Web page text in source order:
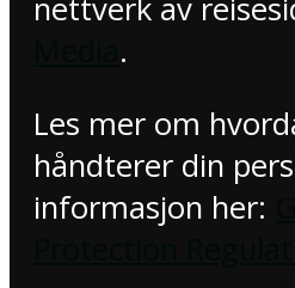
nettverk av
.
Les mer om
håndterer din
informasjon her: